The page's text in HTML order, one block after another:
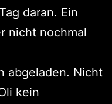
daran. Ein
nicht nochmal
abgeladen. Nicht
kein